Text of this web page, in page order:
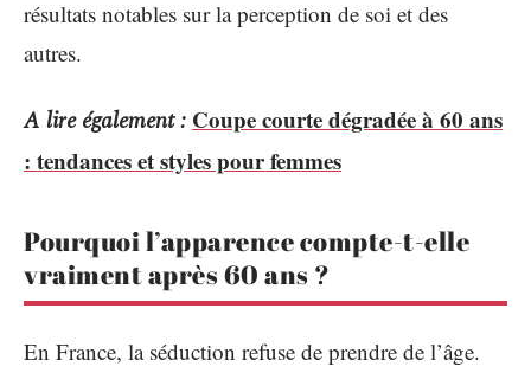
résultats notables sur la perception de soi et des
autres.
A lire également : Coupe courte dégradée à 60 ans
: tendances et styles pour femmes
Pourquoi l’apparence compte-t-elle
vraiment après 60 ans ?
En France, la séduction refuse de prendre de l’âge.